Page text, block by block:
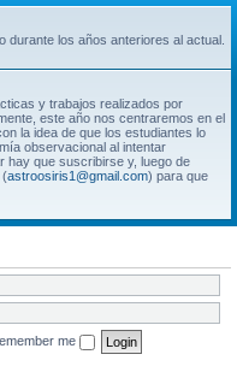
r
h
durante los años anteriores al actual.
y trabajos realizados por
este año nos centraremos en el
la idea de que los estudiantes lo
observacional al intentar
hay que suscribirse y, luego de
(astroosiris1@gmail.com) para que
me